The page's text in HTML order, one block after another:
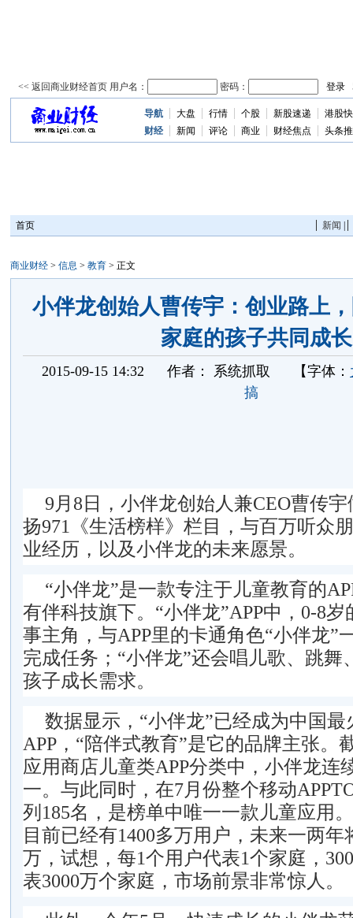
导航 大盘 行情 个股 新股速递
港股
财经
新闻 评论 商业 财经焦点 头条
首页 新闻
商业财经> 信息 > 教育> 正文
小伴龙创始人曹传宇：创业路上
家庭的孩子共同成长
2015-09-15 14:32 作者： 系统抓取 【字体：
搞
9月8日，小伴龙创始人兼CEO曹传
扬971《生活榜样》栏目，与百万听众
业经历，以及小伴龙的未来愿景。
“小伴龙”是一款专注于儿童教育的
有伴科技旗下。“小伴龙”APP中，0-8
事主角，与APP里的卡通角色“小伴龙”
完成任务；“小伴龙”还会唱儿歌、跳舞
孩子成长需求。
数据显示，“小伴龙”已经成为中国
APP，“陪伴式教育”是它的品牌主张。
应用商店儿童类APP分类中，小伴龙连
一。与此同时，在7月份整个移动
列185名，是榜单中唯一一款儿童应用
目前已经有1400多万用户，未来一两年
万，试想，每1个用户代表1个家庭，
表3000万个家庭，市场前景非常惊人。